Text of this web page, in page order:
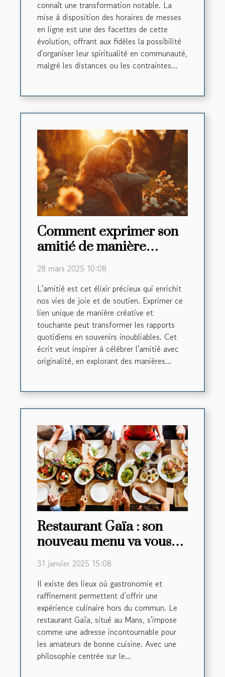
connaît une transformation notable. La
mise à disposition des horaires de messes
en ligne est une des facettes de cette
évolution, offrant aux fidèles la possibilité
d'organiser leur spiritualité en communauté,
malgré les distances ou les contraintes...
Comment exprimer son
amitié de manière
créative et touchante
28 mars 2025 10:08
L'amitié est cet élixir précieux qui enrichit
nos vies de joie et de soutien. Exprimer ce
lien unique de manière créative et
touchante peut transformer les rapports
quotidiens en souvenirs inoubliables. Cet
écrit veut inspirer à célébrer l'amitié avec
originalité, en explorant des manières...
Restaurant Gaïa : son
nouveau menu va vous
faire saliver !
31 janvier 2025 15:08
Il existe des lieux où gastronomie et
raffinement permettent d’offrir une
expérience culinaire hors du commun. Le
restaurant Gaïa, situé au Mans, s'impose
comme une adresse incontournable pour
les amateurs de bonne cuisine. Avec une
philosophie centrée sur le...